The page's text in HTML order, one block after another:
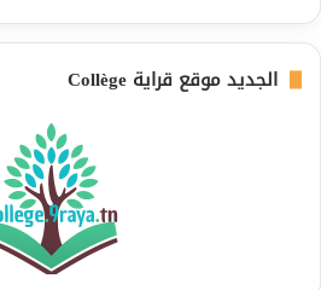
الجديد موقع قراية Collège